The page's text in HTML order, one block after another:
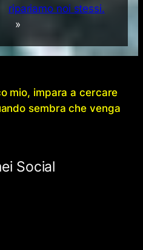
ripariamo noi stessi.
»
mio, impara a cercare
sembra che venga
Social